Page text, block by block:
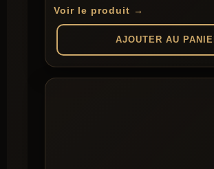
Voir le produit →
AJOUTER AU